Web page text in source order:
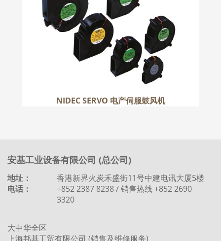
NIDEC SERVO 电产伺服鼓风机
更多
安基工业设备有限公司 (总公司)
地址：
香港新界火炭禾盛街11号中建电讯大厦5楼
电话：
+852 2387 8238 / 销售热线 +852 2690
3320
大中华全区
上海邦基工贸有限公司 (销售及维修服务)